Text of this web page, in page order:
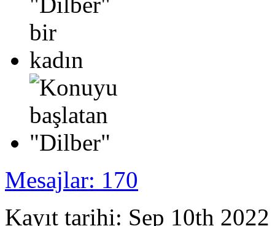
Mesajlar: 170
Kayıt tarihi: Sep 10th 2022